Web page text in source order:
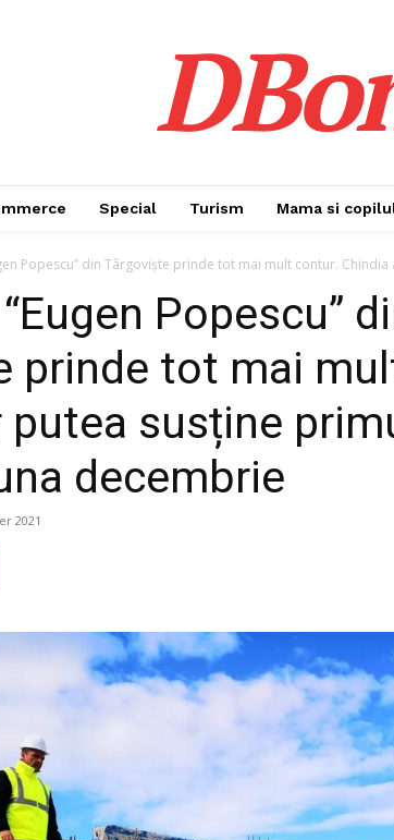
Special Turism Mama si
Popescu” din Târgoviște prinde tot mai mult contur. Chindia
Popescu”
prinde tot mai
putea susține
decembrie
2021